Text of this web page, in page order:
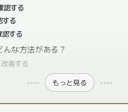
認する
する
認する
な方法がある？
ーションを改善する
もっと見る